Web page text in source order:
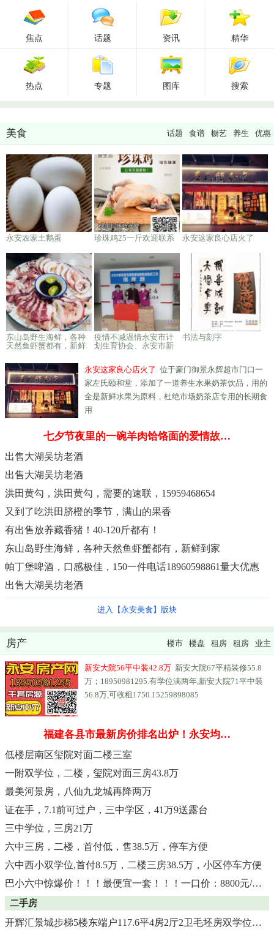
焦点 话题 资讯 精华
热点 专题 图库 搜索
美食 话题 食谱 橱艺 养生 优惠
永安农家土鹅蛋 珍珠鸡25一斤欢迎联系 永安这家良心店火了
东山岛野生海鲜，各种
天然鱼虾蟹都有，新鲜
疫情不减温情永安市计
划生育协会、永安市新
捐助防疫物资
书法与刻字
永安这家良心店火了 位于豪门御景永辉超市门口一
家左氏颐和堂，添加了一道养生水果奶茶饮品，用的
全是新鲜水果为原料，杜绝市场奶茶店专用的长期食
用
七夕节夜里的一碗羊肉饸饹面的爱情故…
出售大湖吴坊老酒
出售大湖吴坊老酒
洪田黄勾，洪田黄勾，需要的速联，15959468654
又到了吃洪田脐橙的季节，满山的果香
有出售放养藏香猪！40-120斤都有！
东山岛野生海鲜，各种天然鱼虾蟹都有，新鲜到家
帕丁堡啤酒，口感极佳，150一件电话18960598861量大优惠
出售大湖吴坊老酒
进入【永安美食】版块
房产 楼市 楼盘 租房 租房 业主
新安大院56平中装42.8万 新安大院67平精装修55.8
万；18950981295.有学位满两年,新安大院71平中装
56.8万,可收租1750.15259898085
福建各县市最新房价排名出炉！永安均…
低楼层南区玺院对面二楼三室
一附双学位，二楼，玺院对面三房43.8万
最美河景房，八仙九龙城再降两万
证在手，7.1前可过户，三中学区，41万9送露台
三中学位，三房21万
六中三房，二楼，首付低，售38.5万，停车方便
六中西小双学位,首付8.5万，二楼三房38.5万，小区停车方便
巴小六中惊爆价！！！最便宜一套！！！一口价：8800元/平！
二手房
开辉汇景城步梯5楼东端户117.6平4房2厅2卫毛坯房双学位售55